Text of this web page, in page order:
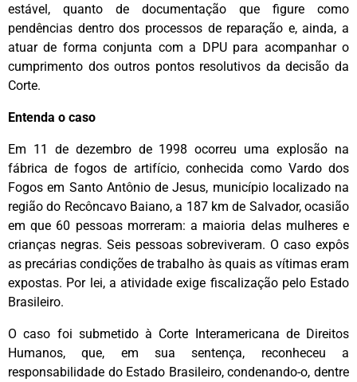
estável, quanto de documentação que figure como
pendências dentro dos processos de reparação e, ainda, a
atuar de forma conjunta com a DPU para acompanhar o
cumprimento dos outros pontos resolutivos da decisão da
Corte.
Entenda o caso
Em 11 de dezembro de 1998 ocorreu uma explosão na
fábrica de fogos de artifício, conhecida como Vardo dos
Fogos em Santo Antônio de Jesus, município localizado na
região do Recôncavo Baiano, a 187 km de Salvador, ocasião
em que 60 pessoas morreram: a maioria delas mulheres e
crianças negras. Seis pessoas sobreviveram. O caso expôs
as precárias condições de trabalho às quais as vítimas eram
expostas. Por lei, a atividade exige fiscalização pelo Estado
Brasileiro.
O caso foi submetido à Corte Interamericana de Direitos
Humanos, que, em sua sentença, reconheceu a
responsabilidade do Estado Brasileiro, condenando-o, dentre